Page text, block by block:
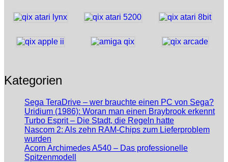
Kategorien
Sega TeraDrive – wer brauchte einen PC von Sega?
Uridium (1986): Woran man einen Braybrook erkennt
Turbo Esprit – Die Stadt, die Regeln hatte
Nascom 2: Als zehn RAM-Chips zum Lieferproblem
wurden
Acorn Archimedes A540 – Das professionelle
Spitzenmodell